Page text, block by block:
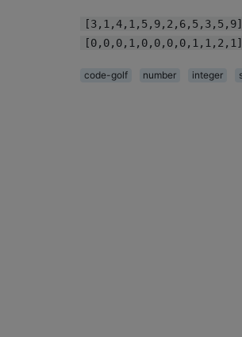
[3,1,4,1,5,9,2,6,5,3,5,9]
[0,0,0,1,0,0,0,0,1,1,2,1]
code-golf number integer